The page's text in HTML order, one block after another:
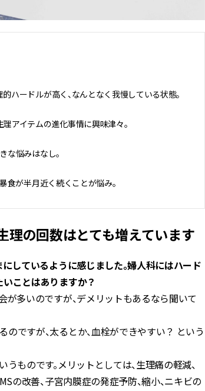
ハードルが高く、なんとなく我慢している状態。
アイテムの進化事情に興味津々。
な悩みはなし。
食が半月近く続くことが悩み。
理の回数はとても増えています
しているように感じました。婦人科にはハード
ことはありますか？
が多いのですが、デメリットもあるなら聞いて
ですが、太るとか、血栓ができやすい？ という
ものです。メリットとしては、生理痛の軽減、
の改善、子宮内膜症の発症予防、縮小、ニキビの